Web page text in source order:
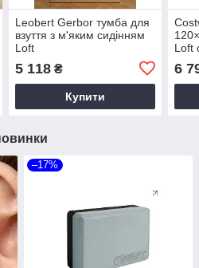
Leobert Gerbor тумба для
взуття з м'яким сидінням
Loft
5 118₴
Купити
Loft
6
–17%